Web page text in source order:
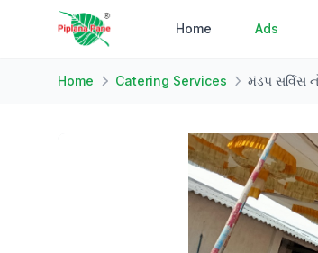
Home Ads
Home Catering Services મંડપ સર્વિસ